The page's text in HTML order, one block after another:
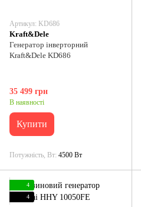
Артикул: KD686
Kraft&Dele
Генератор інверторний
Kraft&Dele KD686
35 499 грн
В наявності
Купити
Потужність, Вт 4500 Вт
4
4